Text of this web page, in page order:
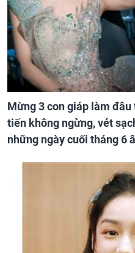
Mừng 3 con giáp làm
tiến không ngừng, vét
những ngày cuối tháng 6